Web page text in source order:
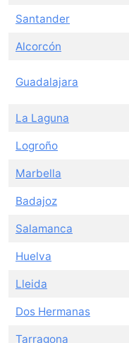
Santander
Alcorcón
Guadalajara
La Laguna
Logroño
Marbella
Badajoz
Salamanca
Huelva
Lleida
Dos Hermanas
Tarragona